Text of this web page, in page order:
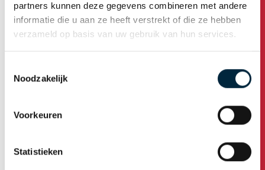
partners kunnen deze gegevens combineren met andere
informatie die u aan ze heeft verstrekt of die ze hebben
verzameld op basis van uw gebruik van hun services.
Noodzakelijk
Voorkeuren
Statistieken Any questions?
Company name
Housenumber /addition